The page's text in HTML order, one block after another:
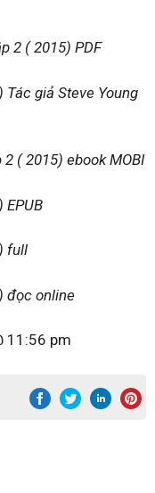
2 ( 2015) PDF
giả Steve Young
( 2015) ebook MOBI
EPUB
full
đọc online
11:56 pm